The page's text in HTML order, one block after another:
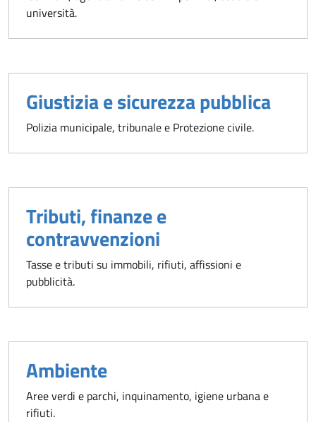
università.
Giustizia e sicurezza pubblica
Polizia municipale, tribunale e Protezione civile.
Tributi, finanze e
contravvenzioni
Tasse e tributi su immobili, rifiuti, affissioni e
pubblicità.
Ambiente
Aree verdi e parchi, inquinamento, igiene urbana e
rifiuti.